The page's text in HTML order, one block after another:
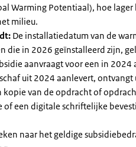
Warming Potentiaal), hoe lager
milieu.
De installatiedatum van de
die in 2026 geïnstalleerd zijn,
aanvraagt voor een in 2024
uit 2024 aanlevert, ontvangt
van de opdracht of
een digitale schriftelijke
naar het geldige